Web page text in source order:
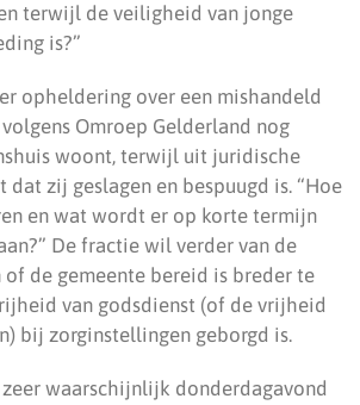
terwijl de veiligheid van jonge
is?”
opheldering over een mishandeld
Omroep Gelderland nog
woont, terwijl uit juridische
zij geslagen en bespuugd is. “Hoe
en wat wordt er op korte termijn
De fractie wil verder van de
de gemeente bereid is breder te
van godsdienst (of de vrijheid
bij zorginstellingen geborgd is.
zeer waarschijnlijk donderdagavond